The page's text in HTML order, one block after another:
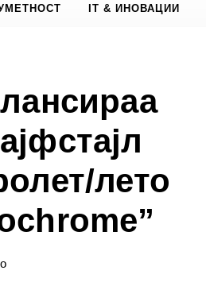
IT & ИНОВАЦИИ
лето